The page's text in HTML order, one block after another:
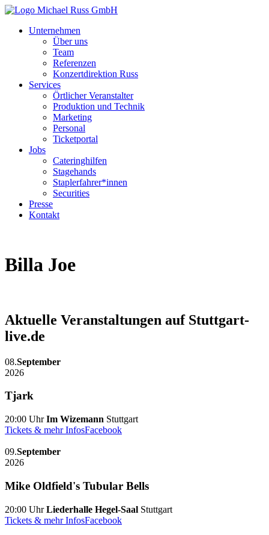
Unternehmen
Über uns
Team
Referenzen
Konzertdirektion Russ
Services
Örtlicher Veranstalter
Produktion und Technik
Marketing
Personal
Ticketportal
Jobs
Cateringhilfen
Stagehands
Staplerfahrer*innen
Securities
Presse
Kontakt
Billa Joe
Aktuelle Veranstaltungen auf Stuttgart-
live.de
08.September
2026
Tjark
20:00 UhrIm Wizemann Stuttgart
Tickets & mehr InfosFacebook
09.September
2026
Mike Oldfield's Tubular Bells
20:00 UhrLiederhalle Hegel-Saal Stuttgart
Tickets & mehr InfosFacebook